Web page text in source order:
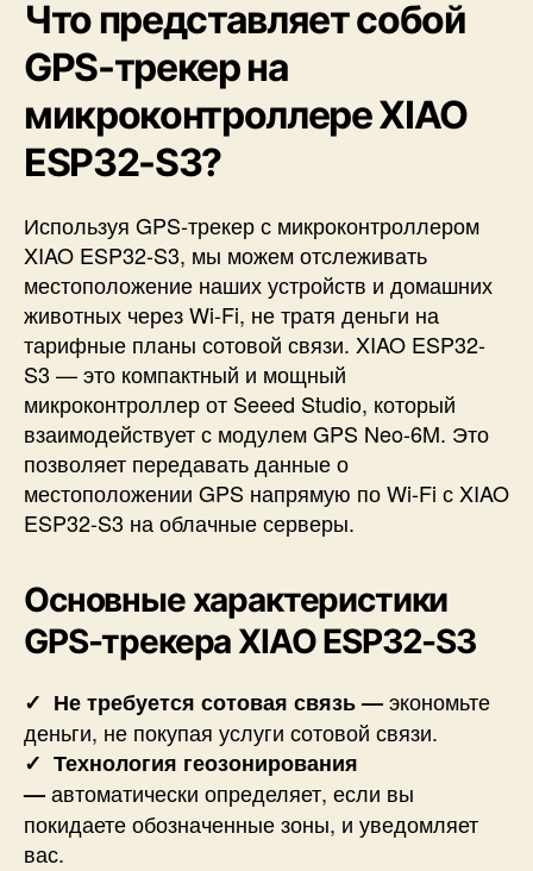
Что представляет собой
GPS-трекер на
микроконтроллере XIAO
ESP32-S3?
Используя GPS-трекер с микроконтроллером
XIAO ESP32-S3, мы можем отслеживать
местоположение наших устройств и домашних
животных через Wi-Fi, не тратя деньги на
тарифные планы сотовой связи. XIAO ESP32-
S3 — это компактный и мощный
микроконтроллер от Seeed Studio, который
взаимодействует с модулем GPS Neo-6M. Это
позволяет передавать данные о
местоположении GPS напрямую по Wi-Fi с XIAO
ESP32-S3 на облачные серверы.
Основные характеристики
GPS-трекера XIAO ESP32-S3
✓ Не требуется сотовая связь —экономьте
деньги, не покупая услуги сотовой связи.
✓ Технология геозонирования
—автоматически определяет, если вы
покидаете обозначенные зоны, и уведомляет
вас.